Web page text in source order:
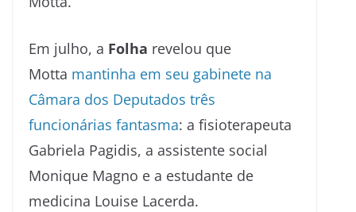
Em julho, a Folha revelou que
Motta mantinha em seu gabinete na
Câmara dos Deputados três
funcionárias fantasma: a fisioterapeuta
Gabriela Pagidis, a assistente social
Monique Magno e a estudante de
medicina Louise Lacerda.